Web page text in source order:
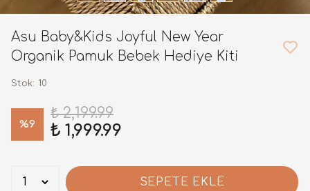
Asu Baby&Kids Joyful New Year
Organik Pamuk Bebek Hediye Kiti
Stok: 10
%9
₺ 2,199.99
₺ 1,999.99
SEPETE EKLE